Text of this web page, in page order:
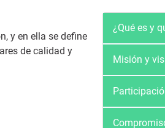
y en ella se define
de calidad y
¿Qué es y
Misión y